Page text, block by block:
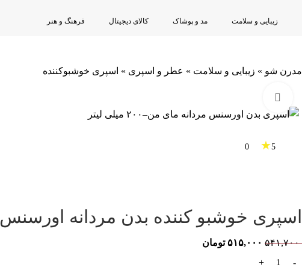
زیبایی و سلامت مد و پوشاک کالای دیجیتال فرهنگ و هنر
مدرن شو » زیبایی و سلامت » عطر و اسپری » اسپری خوشبوکننده
5
★
اسپری خوشبو کننده بدن مردانه اورسنس 200ML – مای
۵۴۱,۷۰۰ ۵۱۵,۰۰۰ تومان